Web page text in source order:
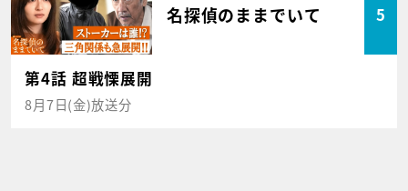
名探偵のままでいて 5
第4話 超戦慄展開
8月7日(金)放送分